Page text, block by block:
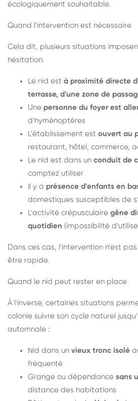
écologiquement souhaitable.
Quand l'intervention est nécessaire
Cela dit, plusieurs situations
hésitation.
Le nid est à proximité directe
terrasse, d'une zone de
Une personne du foyer est
d'hyménoptères
L'établissement est ouvert au
restaurant, hôtel, commerce,
Le nid est dans un conduit de
comptez utiliser
Il y a présence d'enfants en
domestiques susceptibles de
L'activité crépusculaire gêne
quotidien (impossibilité
Dans ces cas, l'intervention n'est
être rapide.
Quand le nid peut rester en place
À l'inverse, certaines situations
colonie suivre son cycle naturel
automnale :
Nid dans un vieux tronc isolé
fréquenté
Grange ou dépendance sans
distance des habitations